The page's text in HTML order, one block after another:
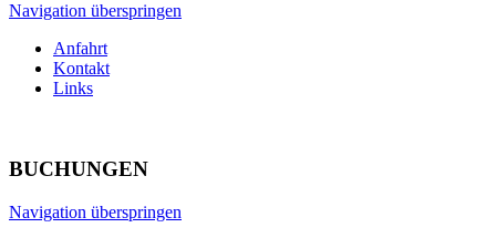
Navigation überspringen
Anfahrt
Kontakt
Links
BUCHUNGEN
Navigation überspringen